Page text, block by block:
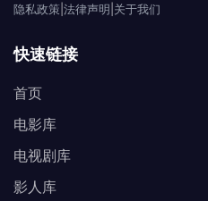
隐私政策 法律声明 关于我们
快速链接
首页
电影库
电视剧库
影人库